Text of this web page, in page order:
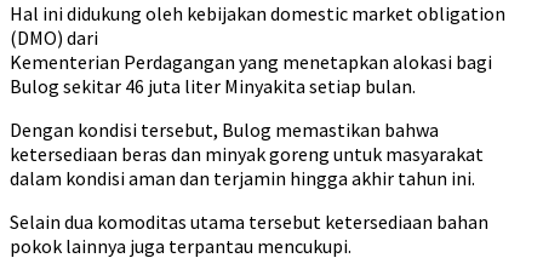
Hal ini didukung oleh kebijakan domestic market obligation
(DMO) dari
Kementerian Perdagangan yang menetapkan alokasi bagi
Bulog sekitar 46 juta liter Minyakita setiap bulan.
Dengan kondisi tersebut, Bulog memastikan bahwa
ketersediaan beras dan minyak goreng untuk masyarakat
dalam kondisi aman dan terjamin hingga akhir tahun ini.
Selain dua komoditas utama tersebut ketersediaan bahan
pokok lainnya juga terpantau mencukupi.